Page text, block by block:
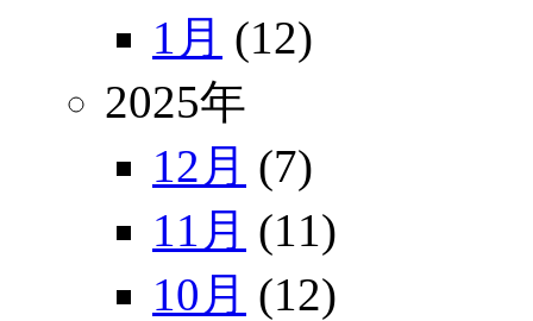
1月 (12)
2025年
12月 (7)
11月 (11)
10月 (12)